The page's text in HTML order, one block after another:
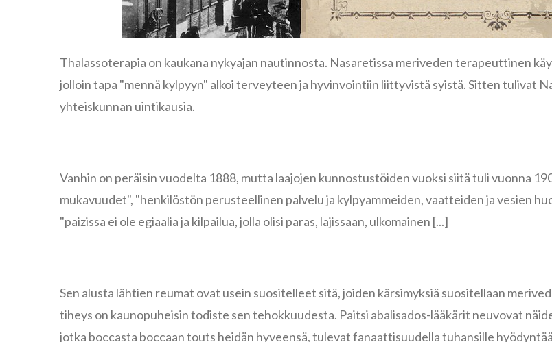
Thalassoterapia on kaukana nykyajan nautinnosta. Nasaretissa meriveden terapeuttinen
jolloin tapa "mennä kylpyyn" alkoi terveyteen ja hyvinvointiin liittyvistä syistä. Sitten tulivat
yhteiskunnan uintikausia.
Vanhin on peräisin vuodelta 1888, mutta laajojen kunnostustöiden vuoksi siitä tuli vuonna
mukavuudet", "henkilöstön perusteellinen palvelu ja kylpyammeiden, vaatteiden ja vesien
"paizissa ei ole egiaalia ja kilpailua, jolla olisi paras, lajissaan, ulkomainen [...]
Sen alusta lähtien reumat ovat usein suositelleet sitä, joiden kärsimyksiä suositellaan
tiheys on kaunopuheisin todiste sen tehokkuudesta. Paitsi abalisados-lääkärit neuvovat
jotka boccasta boccaan touts heidän hyveensä, tulevat fanaattisuudella tuhansille